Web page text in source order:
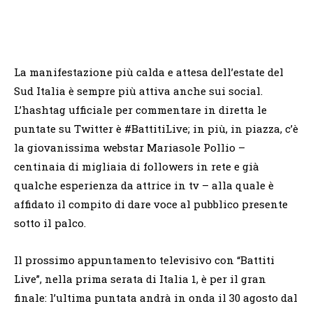
La manifestazione più calda e attesa dell’estate del
Sud Italia è sempre più attiva anche sui social.
L’hashtag ufficiale per commentare in diretta le
puntate su Twitter è #BattitiLive; in più, in piazza, c’è
la giovanissima webstar Mariasole Pollio –
centinaia di migliaia di followers in rete e già
qualche esperienza da attrice in tv – alla quale è
affidato il compito di dare voce al pubblico presente
sotto il palco.
Il prossimo appuntamento televisivo con “Battiti
Live”, nella prima serata di Italia 1, è per il gran
finale: l’ultima puntata andrà in onda il 30 agosto dal